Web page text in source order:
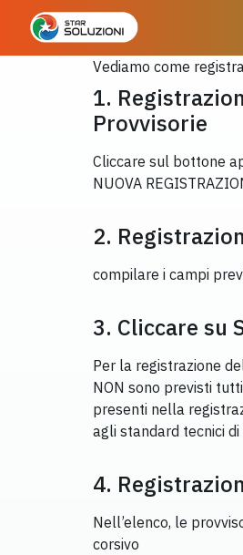
Vediamo come
1.
Provvisorie
Cliccare sul bottone
NUOVA
2.
compilare i campi
3. Cliccare su
Per la registrazione
NON sono previsti
presenti nella
agli standard tecnici
4.
Nell’elenco, le
corsivo